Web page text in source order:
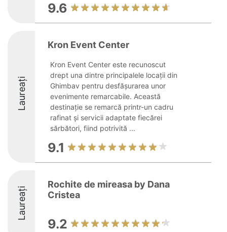
9.6
Laureați
Kron Event Center
Kron Event Center este recunoscut
drept una dintre principalele locații din
Ghimbav pentru desfășurarea unor
evenimente remarcabile. Această
destinație se remarcă printr-un cadru
rafinat și servicii adaptate fiecărei
sărbători, fiind potrivită ...
9.1
Laureați
Rochite de mireasa by Dana
Cristea
9.2